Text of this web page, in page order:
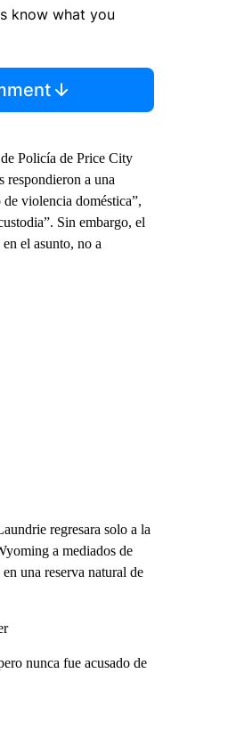
know what you
Policía de Price City
respondieron a una
violencia doméstica”,
Sin embargo, el
el asunto, no a
regresara solo a la
a mediados de
una reserva natural de
nunca fue acusado de